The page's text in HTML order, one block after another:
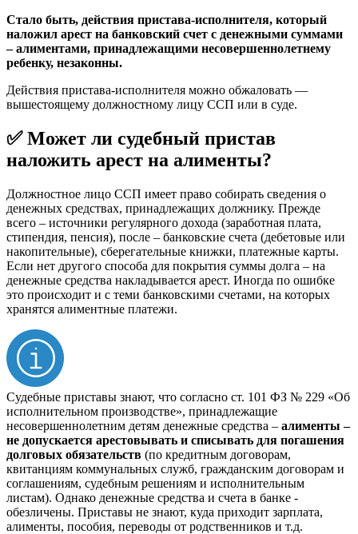
Стало быть, действия пристава-исполнителя, который
наложил арест на банковский счет с денежными суммами
– алиментами, принадлежащими несовершеннолетнему
ребенку, незаконны.
Действия пристава-исполнителя можно обжаловать —
вышестоящему должностному лицу ССП или в суде.
✅ Может ли судебный пристав
наложить арест на алименты?
Должностное лицо ССП имеет право собирать сведения о
денежных средствах, принадлежащих должнику. Прежде
всего – источники регулярного дохода (заработная плата,
стипендия, пенсия), после – банковские счета (дебетовые или
накопительные), сберегательные книжки, платежные карты.
Если нет другого способа для покрытия суммы долга – на
денежные средства накладывается арест. Иногда по ошибке
это происходит и с теми банковскими счетами, на которых
хранятся алиментные платежи.
Судебные приставы знают, что согласно ст. 101 ФЗ № 229 «Об
исполнительном производстве», принадлежащие
несовершеннолетним детям денежные средства – алименты –
не допускается арестовывать и списывать для погашения
долговых обязательств (по кредитным договорам,
квитанциям коммунальных служб, гражданским договорам и
соглашениям, судебным решениям и исполнительным
листам). Однако денежные средства и счета в банке -
обезличены. Приставы не знают, куда приходит зарплата,
алименты, пособия, переводы от родственников и т.д.